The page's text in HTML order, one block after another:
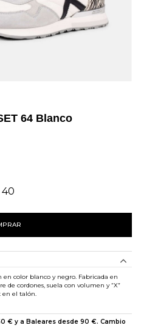
64 Blanco
40
color blanco y negro. Fabricada en
de cordones, suela con volumen y “X”
el talón.
€ y a Baleares desde 90 €. Cambio